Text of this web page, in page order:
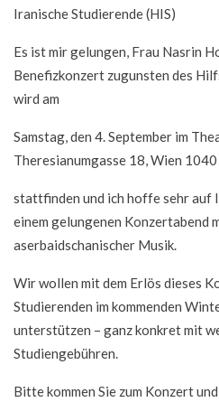
Iranische Studierende (HIS)
Es ist mir gelungen, Frau Nasrin
Benefizkonzert zugunsten des
wird am
Samstag, den 4. September im
Theresianumgasse 18, Wien
stattfinden und ich hoffe sehr auf
einem gelungenen Konzertabend
aserbaidschanischer Musik.
Wir wollen mit dem Erlös dieses
Studierenden im kommenden
unterstützen – ganz konkret mit
Studiengebühren.
Bitte kommen Sie zum Konzert